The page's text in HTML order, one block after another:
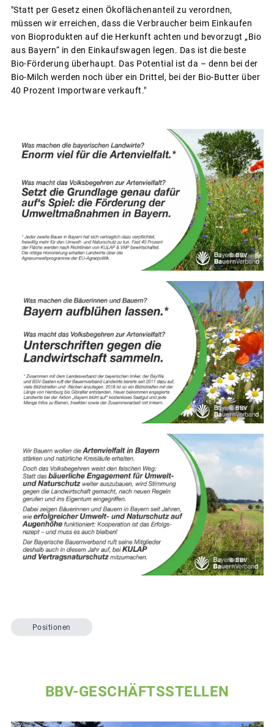
"Statt per Gesetz einen Ökoflächenanteil zu verordnen,
müssen wir erreichen, dass die Verbraucher beim Einkaufen
von Bioprodukten auf die Herkunft achten und bevorzugt „Bio
aus Bayern“ in den Einkaufswagen legen. Das ist die beste
Bio-Förderung überhaupt. Das Potential ist da – denn bei der
Bio-Milch werden noch über ein Drittel, bei der Bio-Butter über
40 Prozent Importware verkauft."
© BBV
© BBV
© BBV
Positionen
BBV-GESCHÄFTSSTELLEN